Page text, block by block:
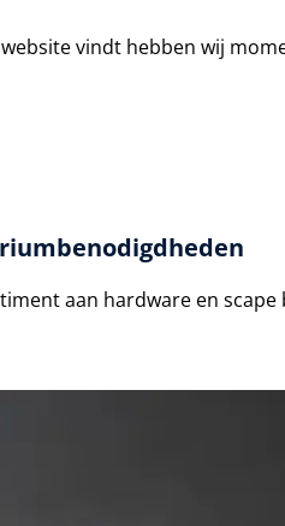
vindt hebben wij
aan hardware en